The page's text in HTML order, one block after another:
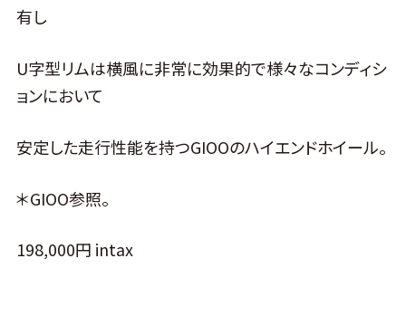
有し
U字型リムは横風に非常に効果的で様々なコンディシ
ョンにおいて
安定した走行性能を持つGIOOのハイエンドホイール。
＊GIOO参照。
198,000円 intax